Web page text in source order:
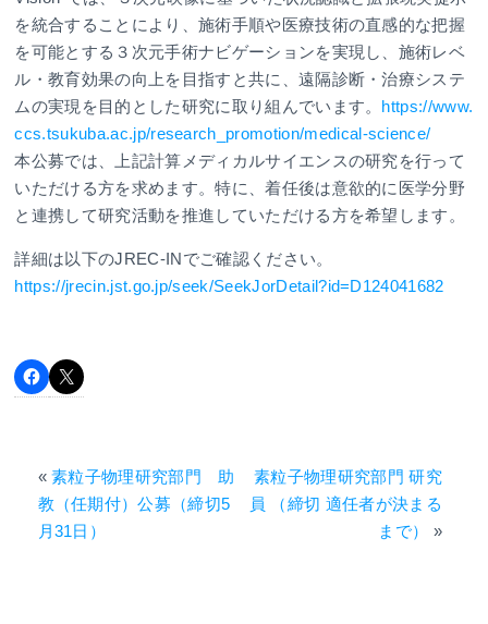
を統合することにより、施術手順や医療技術の直感的な把握
を可能とする３次元手術ナビゲーションを実現し、施術レベ
ル・教育効果の向上を目指すと共に、遠隔診断・治療システ
ムの実現を目的とした研究に取り組んでいます。 https://www.
ccs.tsukuba.ac.jp/research_promotion/medical-science/
本公募では、上記計算メディカルサイエンスの研究を行って
いただける方を求めます。特に、着任後は意欲的に医学分野
と連携して研究活動を推進していただける方を希望します。
詳細は以下のJREC-INでご確認ください。
https://jrecin.jst.go.jp/seek/SeekJorDetail?id=D124041682
«素粒子物理研究部門 助
教（任期付）公募（締切5
月31日）
素粒子物理研究部門 研究
員 （締切 適任者が決まる
まで）
»